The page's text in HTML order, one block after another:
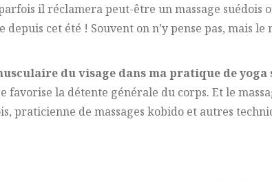
il réclamera peut-être un massage suédois
depuis cet été ! Souvent on n’y pense pas, mais
du visage dans ma pratique de
favorise la détente générale du corps. Et le
praticienne de massages kobido et autres